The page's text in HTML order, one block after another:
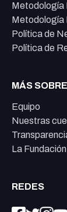
Metodología
Metodología
Política de
Política de
MÁS
Equipo
Nuestras
La Fundación
REDES